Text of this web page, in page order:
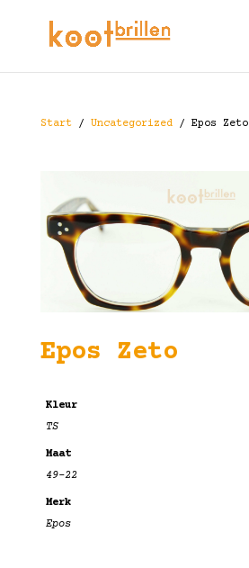
Start/ Uncategorized/ Epos Zeto
Epos Zeto
Kleur
TS
Maat
49-22
Merk
Epos